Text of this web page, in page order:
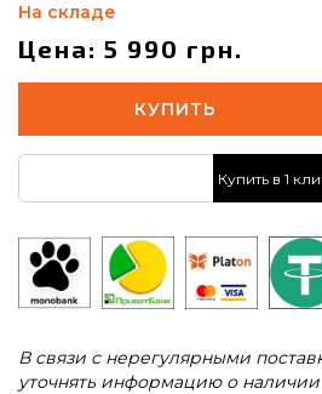
На складе
Цена: 5 990 грн.
КУПИТЬ
Купить в 1
В связи с нерегулярными
уточнять информацию о